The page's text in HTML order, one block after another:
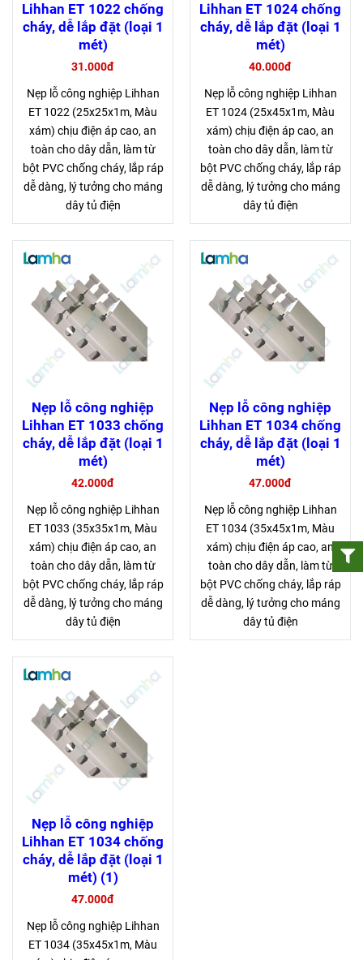
Lihhan ET 1022 chống
cháy, dễ lắp đặt (loại 1
mét)
31.000đ
Nẹp lỗ công nghiệp Lihhan
ET 1022 (25x25x1m, Màu
xám) chịu điện áp cao, an
toàn cho dây dẫn, làm từ
bột PVC chống cháy, lắp ráp
dễ dàng, lý tưởng cho máng
dây tủ điện
Lihhan ET 1024 chống
cháy, dễ lắp đặt (loại 1
mét)
40.000đ
Nẹp lỗ công nghiệp Lihhan
ET 1024 (25x45x1m, Màu
xám) chịu điện áp cao, an
toàn cho dây dẫn, làm từ
bột PVC chống cháy, lắp ráp
dễ dàng, lý tưởng cho máng
dây tủ điện
Nẹp lỗ công nghiệp
Lihhan ET 1033 chống
cháy, dễ lắp đặt (loại 1
mét)
42.000đ
Nẹp lỗ công nghiệp Lihhan
ET 1033 (35x35x1m, Màu
xám) chịu điện áp cao, an
toàn cho dây dẫn, làm từ
bột PVC chống cháy, lắp ráp
dễ dàng, lý tưởng cho máng
dây tủ điện
Nẹp lỗ công nghiệp
Lihhan ET 1034 chống
cháy, dễ lắp đặt (loại 1
mét)
47.000đ
Nẹp lỗ công nghiệp Lihhan
ET 1034 (35x45x1m, Màu
xám) chịu điện áp cao, an
toàn cho dây dẫn, làm từ
bột PVC chống cháy, lắp ráp
dễ dàng, lý tưởng cho máng
dây tủ điện
Nẹp lỗ công nghiệp
Lihhan ET 1034 chống
cháy, dễ lắp đặt (loại 1
mét) (1)
47.000đ
Nẹp lỗ công nghiệp Lihhan
ET 1034 (35x45x1m, Màu